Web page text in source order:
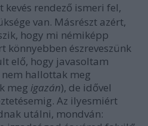
kevés rendező ismeri fel,
van. Másrészt azért,
hogy mi némiképp
könnyebben észreveszünk
elő, hogy javasoltam
hallottak meg
meg igazán), de idővel
Az ilyesmiért
utálni, mondván: